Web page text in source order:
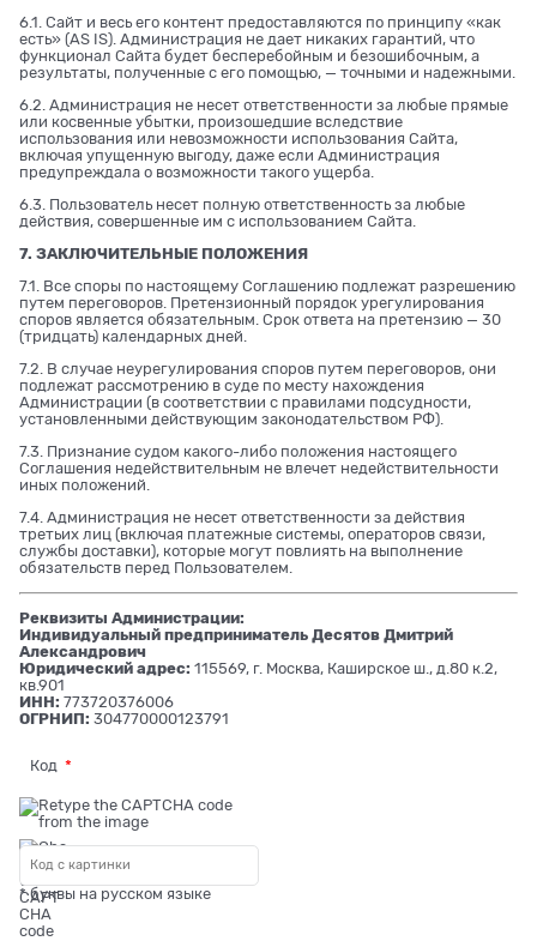
6.1. Сайт и весь его контент предоставляются по принципу «как
есть» (AS IS). Администрация не дает никаких гарантий, что
функционал Сайта будет бесперебойным и безошибочным, а
результаты, полученные с его помощью, — точными и надежными.
6.2. Администрация не несет ответственности за любые прямые
или косвенные убытки, произошедшие вследствие
использования или невозможности использования Сайта,
включая упущенную выгоду, даже если Администрация
предупреждала о возможности такого ущерба.
6.3. Пользователь несет полную ответственность за любые
действия, совершенные им с использованием Сайта.
7. ЗАКЛЮЧИТЕЛЬНЫЕ ПОЛОЖЕНИЯ
7.1. Все споры по настоящему Соглашению подлежат разрешению
путем переговоров. Претензионный порядок урегулирования
споров является обязательным. Срок ответа на претензию — 30
(тридцать) календарных дней.
7.2. В случае неурегулирования споров путем переговоров, они
подлежат рассмотрению в суде по месту нахождения
Администрации (в соответствии с правилами подсудности,
установленными действующим законодательством РФ).
7.3. Признание судом какого-либо положения настоящего
Соглашения недействительным не влечет недействительности
иных положений.
7.4. Администрация не несет ответственности за действия
третьих лиц (включая платежные системы, операторов связи,
службы доставки), которые могут повлиять на выполнение
обязательств перед Пользователем.
Реквизиты Администрации:
Индивидуальный предприниматель Десятов Дмитрий
Александрович
Юридический адрес: 115569, г. Москва, Каширское ш., д.80 к.2,
кв.901
ИНН: 773720376006
ОГРНИП: 304770000123791
Код
* буквы на русском языке